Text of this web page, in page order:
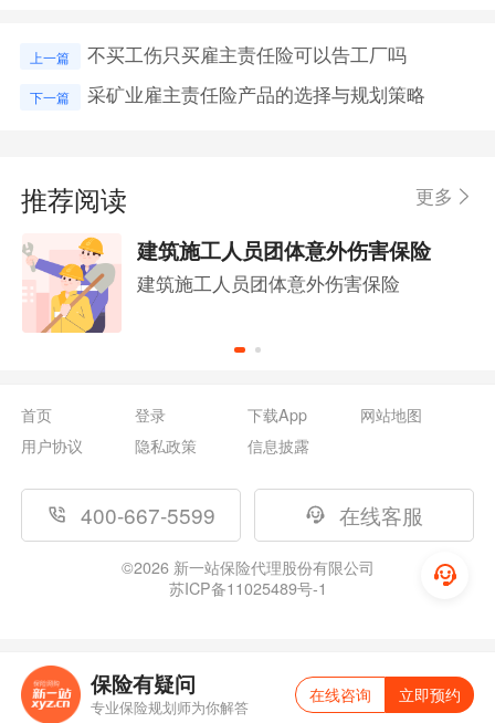
上一篇 不买工伤只买雇主责任险可以告工厂吗
下一篇 采矿业雇主责任险产品的选择与规划策略
推荐阅读 更多
建筑施工人员团体意外伤害保险
建筑施工人员团体意外伤害保险
首页 登录 下载App
网站地图
用户协议
隐私政策 信息披露
400-667-5599 在线客服
©2026新一站保险代理股份有限公司
苏ICP备11025489号-1
保险有疑问
专业保险规划师为你解答
在线咨询 立即预约